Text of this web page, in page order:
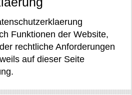
Funktionen der Website,
rechtliche Anforderungen
auf dieser Seite